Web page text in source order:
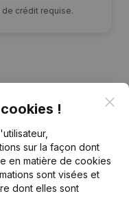
de crédit requise.
Statuts(NL)
!
sur la façon dont
en matière de cookies
sont visées et
dont elles sont